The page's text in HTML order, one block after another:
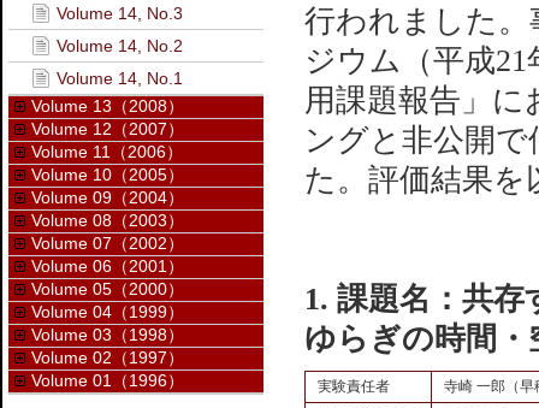
行われました。
ジウム（平成21
用課題報告」
ングと非公開
た。評価結果を
1. 課題名：共
ゆらぎの時間・
実験責任者
寺崎 一郎（早
Volume 14, No.3
Volume 14, No.2
Volume 14, No.1
Volume 13（2008）
Volume 12（2007）
Volume 11（2006）
Volume 10（2005）
Volume 09（2004）
Volume 08（2003）
Volume 07（2002）
Volume 06（2001）
Volume 05（2000）
Volume 04（1999）
Volume 03（1998）
Volume 02（1997）
Volume 01（1996）